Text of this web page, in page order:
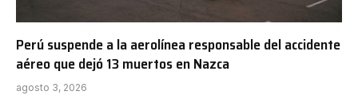
Perú suspende a la aerolínea responsable del accidente
aéreo que dejó 13 muertos en Nazca
agosto 3, 2026